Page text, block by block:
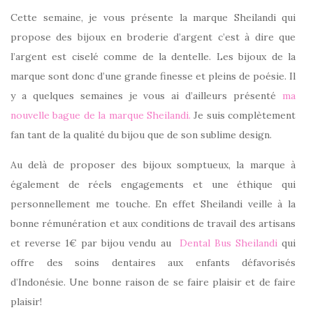
Cette semaine, je vous présente la marque Sheilandi qui
propose des bijoux en broderie d’argent c’est à dire que
l’argent est ciselé comme de la dentelle. Les bijoux de la
marque sont donc d’une grande finesse et pleins de poésie. Il
y a quelques semaines je vous ai d’ailleurs présenté ma
nouvelle bague de la marque Sheilandi. Je suis complètement
fan tant de la qualité du bijou que de son sublime design.
Au delà de proposer des bijoux somptueux, la marque à
également de réels engagements et une éthique qui
personnellement me touche. En effet Sheilandi veille à la
bonne rémunération et aux conditions de travail des artisans
et reverse 1€ par bijou vendu au
Dental Bus Sheilandiqui
offre des soins dentaires aux enfants défavorisés
d’Indonésie. Une bonne raison de se faire plaisir et de faire
plaisir!